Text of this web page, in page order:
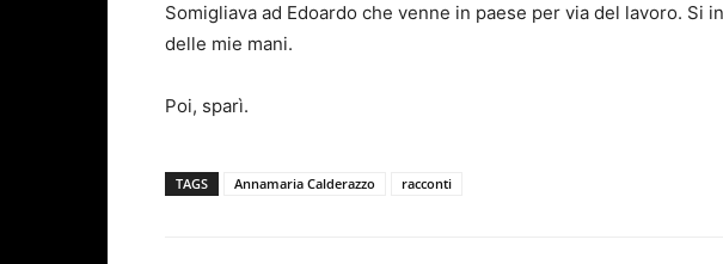
Somigliava ad Edoardo che venne in paese per via del lavoro. Si
delle mie mani.
Poi, sparì.
TAGS Annamaria Calderazzo racconti